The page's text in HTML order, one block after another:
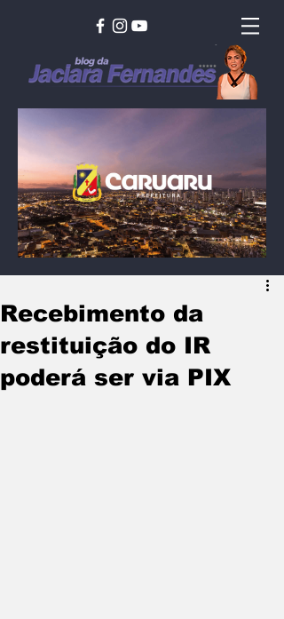
Recebimento da
restituição do IR
poderá ser via PIX